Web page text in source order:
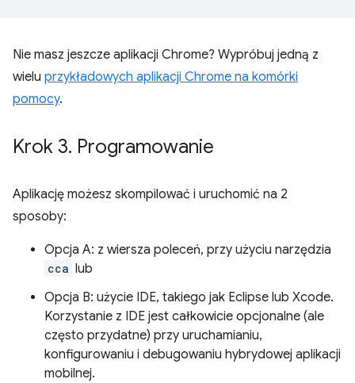
Nie masz jeszcze aplikacji Chrome? Wypróbuj jedną z
wielu przykładowych aplikacji Chrome na komórki
pomocy.
Krok 3. Programowanie
Aplikację możesz skompilować i uruchomić na 2
sposoby:
Opcja A: z wiersza poleceń, przy użyciu narzędzia
cca lub
Opcja B: użycie IDE, takiego jak Eclipse lub Xcode.
Korzystanie z IDE jest całkowicie opcjonalne (ale
często przydatne) przy uruchamianiu,
konfigurowaniu i debugowaniu hybrydowej aplikacji
mobilnej.